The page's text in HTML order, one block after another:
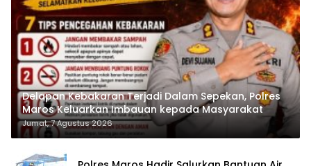
Delapan Kebakaran Terjadi Dalam Sepekan, Polres
Maros Keluarkan Imbauan kepada Masyarakat
Jumat, 7 Agustus 2026